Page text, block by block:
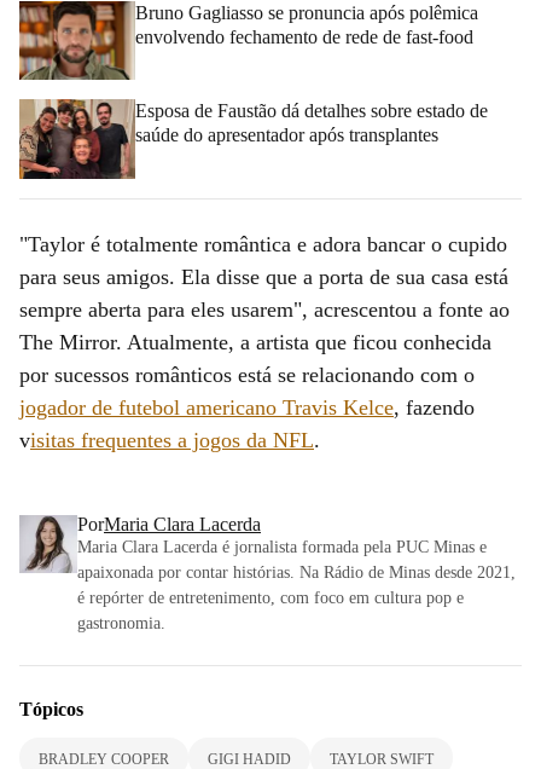
Bruno Gagliasso se pronuncia após polêmica
envolvendo fechamento de rede de fast-food
Esposa de Faustão dá detalhes sobre estado de
saúde do apresentador após transplantes
"Taylor é totalmente romântica e adora bancar o cupido
para seus amigos. Ela disse que a porta de sua casa está
sempre aberta para eles usarem", acrescentou a fonte ao
The Mirror. Atualmente, a artista que ficou conhecida
por sucessos românticos está se relacionando com o
jogador de futebol americano Travis Kelce, fazendo
visitas frequentes a jogos da NFL.
PorMaria Clara Lacerda
Maria Clara Lacerda é jornalista formada pela PUC Minas e
apaixonada por contar histórias. Na Rádio de Minas desde 2021,
é repórter de entretenimento, com foco em cultura pop e
gastronomia.
Tópicos
BRADLEY COOPER GIGI HADID TAYLOR SWIFT